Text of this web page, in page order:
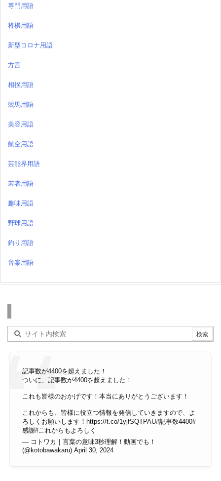
専門用語
将棋用語
新型コロナ用語
方言
相撲用語
競馬用語
美容用語
航空用語
芸能界用語
若者用語
趣味用語
野球用語
釣り用語
音楽用語
記事数が4400を超えました！
ついに、記事数が4400を超えました！
これも皆様のおかげです！本当にありがとうございます！
これからも、皆様に役立つ情報を発信していきますので、よ
ろしくお願いします！ https://t.co/1yjfSQTPAU#記事数4400#
感謝#これからもよろしく
— コトワカ｜言葉の意味3秒理解！動画でも！
(@kotobawakaru) April 30, 2024